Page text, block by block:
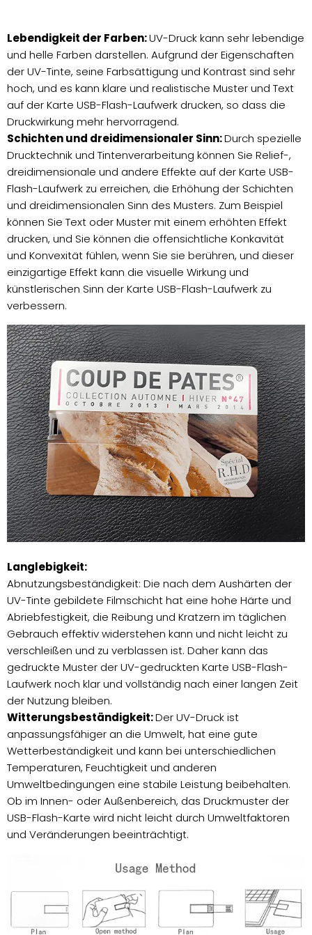
Lebendigkeit der Farben:UV-Druck kann sehr lebendige
und helle Farben darstellen. Aufgrund der Eigenschaften
der UV-Tinte, seine Farbsättigung und Kontrast sind sehr
hoch, und es kann klare und realistische Muster und Text
auf der Karte USB-Flash-Laufwerk drucken, so dass die
Druckwirkung mehr hervorragend.
Schichten und dreidimensionaler Sinn:Durch spezielle
Drucktechnik und Tintenverarbeitung können Sie Relief-,
dreidimensionale und andere Effekte auf der Karte USB-
Flash-Laufwerk zu erreichen, die Erhöhung der Schichten
und dreidimensionalen Sinn des Musters. Zum Beispiel
können Sie Text oder Muster mit einem erhöhten Effekt
drucken, und Sie können die offensichtliche Konkavität
und Konvexität fühlen, wenn Sie sie berühren, und dieser
einzigartige Effekt kann die visuelle Wirkung und
künstlerischen Sinn der Karte USB-Flash-Laufwerk zu
verbessern.
Langlebigkeit:
Abnutzungsbeständigkeit: Die nach dem Aushärten der
UV-Tinte gebildete Filmschicht hat eine hohe Härte und
Abriebfestigkeit, die Reibung und Kratzern im täglichen
Gebrauch effektiv widerstehen kann und nicht leicht zu
verschleißen und zu verblassen ist. Daher kann das
gedruckte Muster der UV-gedruckten Karte USB-Flash-
Laufwerk noch klar und vollständig nach einer langen Zeit
der Nutzung bleiben.
Witterungsbeständigkeit:Der UV-Druck ist
anpassungsfähiger an die Umwelt, hat eine gute
Wetterbeständigkeit und kann bei unterschiedlichen
Temperaturen, Feuchtigkeit und anderen
Umweltbedingungen eine stabile Leistung beibehalten.
Ob im Innen- oder Außenbereich, das Druckmuster der
USB-Flash-Karte wird nicht leicht durch Umweltfaktoren
und Veränderungen beeinträchtigt.